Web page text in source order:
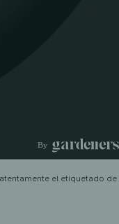
el etiquetado de